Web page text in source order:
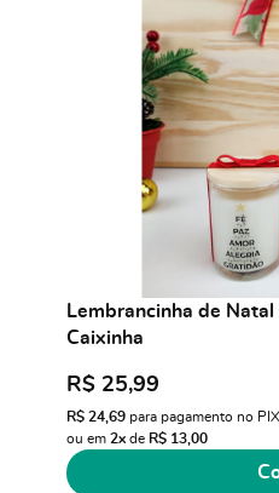
Lembrancinha de
Caixinha
R$ 25,99
R$ 24,69 para pagamento no PIX
ou em 2x de R$ 13,00